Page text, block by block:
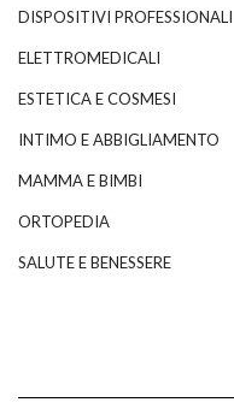
DISPOSITIVI PROFESSIONALI
ELETTROMEDICALI
ESTETICA E COSMESI
INTIMO E ABBIGLIAMENTO
MAMMA E BIMBI
ORTOPEDIA
SALUTE E BENESSERE